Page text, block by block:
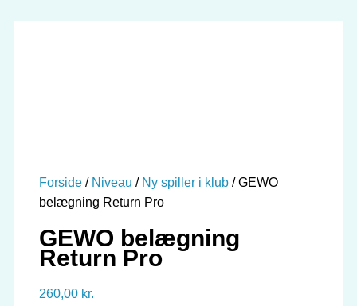
Forside/ Niveau / Ny spiller i klub/ GEWO
belægning Return Pro
GEWO belægning
Return Pro
260,00 kr.